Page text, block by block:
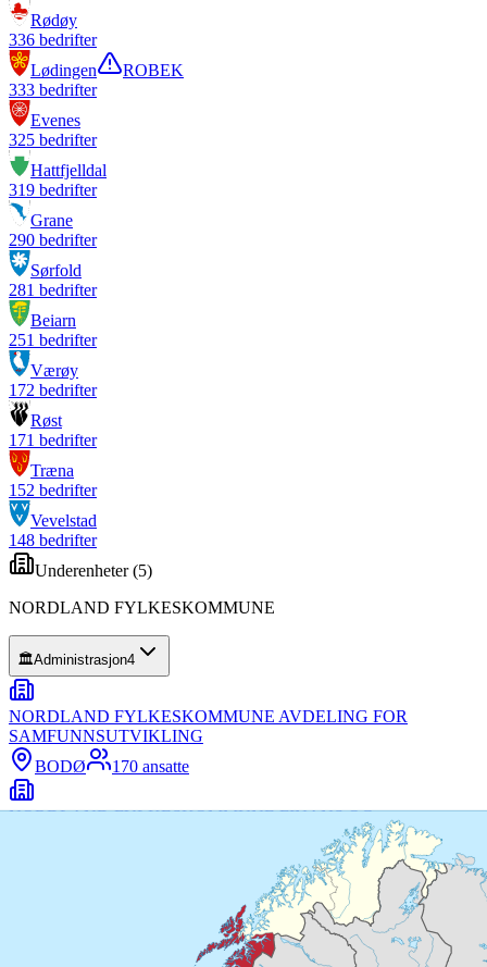
Rødøy
336 bedrifter
Lødingen
ROBEK
333 bedrifter
Evenes
325 bedrifter
Hattfjelldal
319 bedrifter
Grane
290 bedrifter
Sørfold
281 bedrifter
Beiarn
251 bedrifter
Værøy
172 bedrifter
Røst
171 bedrifter
Træna
152 bedrifter
Vevelstad
148 bedrifter
Underenheter (5)
NORDLAND FYLKESKOMMUNE
🏛️Administrasjon4
NORDLAND FYLKESKOMMUNE AVDELING FOR
SAMFUNNSUTVIKLING
BODØ
170 ansatte
NORDLAND FYLKESKOMMUNE FINANS OG
NORDLAND FYLKESKOMMUNE TRANSPORT OG